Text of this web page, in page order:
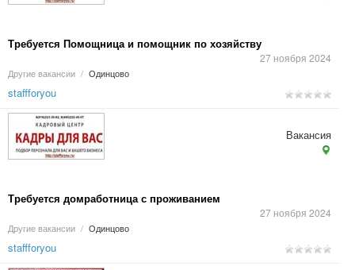
Требуется Помощница и помощник по хозяйству
27 ноября 2024
Другие вакансии / Одинцово
staffforyou
Требуется домработница с проживанием
27 ноября 2024
Другие вакансии / Одинцово
Вакансия
staffforyou